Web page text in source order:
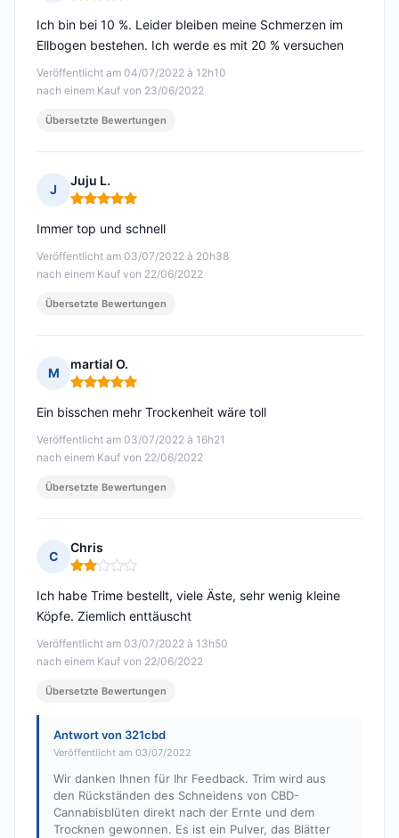
Veröffentlicht am 04/07/2022 à 12h10
nach einem Kauf von 23/06/2022
Ich bin bei 10 %. Leider bleiben meine Schmerzen im
Ellbogen bestehen. Ich werde es mit 20 % versuchen
Übersetzte Bewertungen
J
Juju L.
Hinweis: 5 von 5
Veröffentlicht am 03/07/2022 à 20h38
nach einem Kauf von 22/06/2022
Immer top und schnell
Übersetzte Bewertungen
M
martial O.
Hinweis: 5 von 5
Veröffentlicht am 03/07/2022 à 16h21
nach einem Kauf von 22/06/2022
Ein bisschen mehr Trockenheit wäre toll
Übersetzte Bewertungen
C
Chris
Hinweis: 2 von 5
Veröffentlicht am 03/07/2022 à 13h50
nach einem Kauf von 22/06/2022
Ich habe Trime bestellt, viele Äste, sehr wenig kleine
Köpfe. Ziemlich enttäuscht
Übersetzte Bewertungen
Antwort von 321cbd
Veröffentlicht am 03/07/2022
Wir danken Ihnen für Ihr Feedback. Trim wird aus
den Rückständen des Schneidens von CBD-
Cannabisblüten direkt nach der Ernte und dem
Trocknen gewonnen. Es ist ein Pulver, das Blätter